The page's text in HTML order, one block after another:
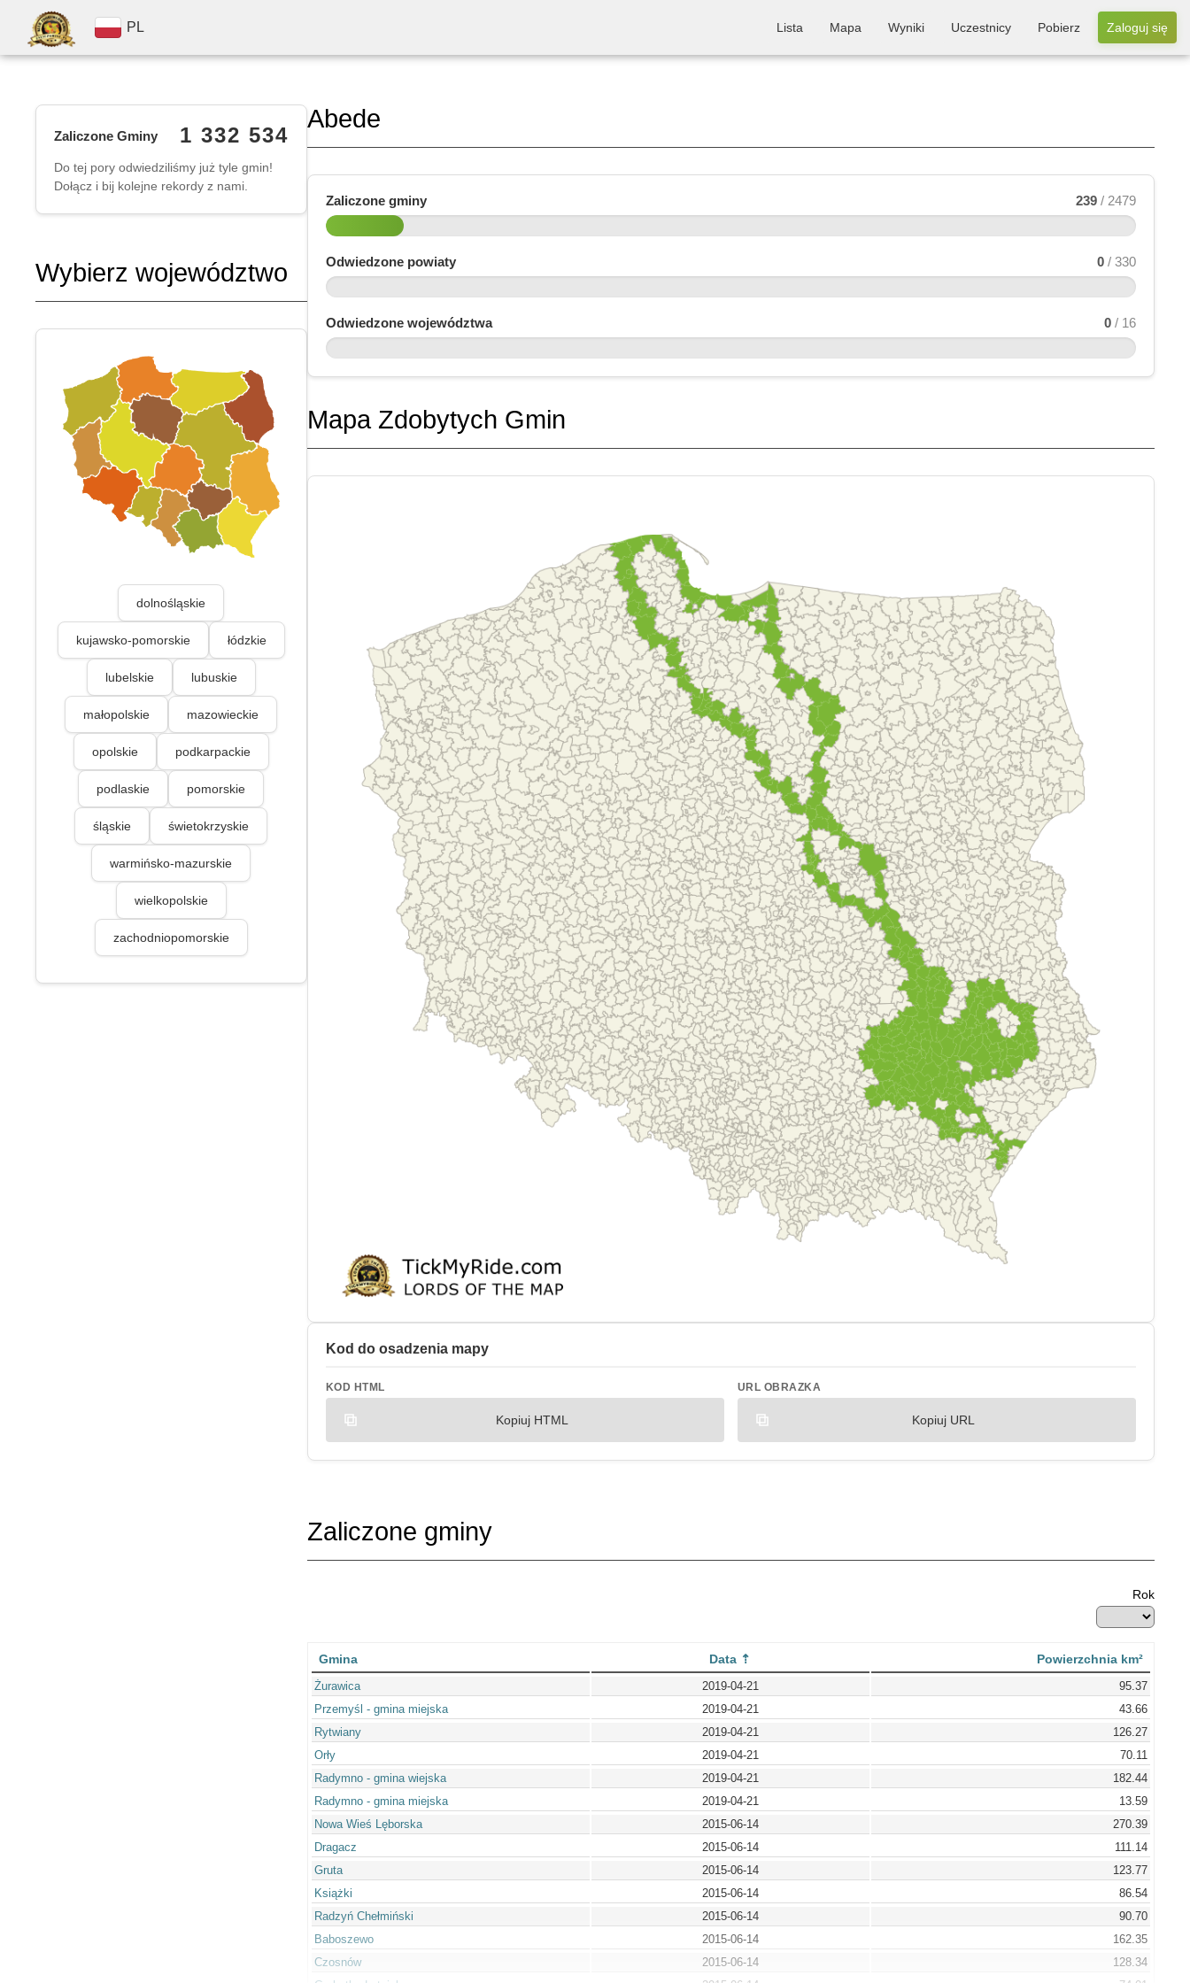
PL Lista Mapa Wyniki Uczestnicy Pobierz Zaloguj się
Zaliczone Gminy 1 332 534
Do tej pory odwiedziliśmy już tyle gmin!
Dołącz i bij kolejne rekordy z nami.
Wybierz województwo
dolnośląskie
kujawsko-pomorskie łódzkie
lubelskie lubuskie
małopolskie mazowieckie
opolskie podkarpackie
podlaskie pomorskie
śląskie świetokrzyskie
warmińsko-mazurskie
wielkopolskie
zachodniopomorskie
Abede
Zaliczone gminy 239 / 2479
Odwiedzone powiaty 0 / 330
Odwiedzone województwa 0 / 16
Mapa Zdobytych Gmin
Kod do osadzenia mapy
KOD HTML
Kopiuj HTML
URL OBRAZKA
Kopiuj URL
Zaliczone gminy
Rok
Gmina Data Powierzchnia km²
Żurawica 2019-04-21
95.37
Przemyśl - gmina miejska
2019-04-21
43.66
Rytwiany
2019-04-21
126.27
Orły
2019-04-21
70.11
Radymno - gmina wiejska
2019-04-21
182.44
Radymno - gmina miejska
2019-04-21
13.59
Nowa Wieś Lęborska
2015-06-14
270.39
Dragacz
2015-06-14
111.14
Gruta
2015-06-14
123.77
Książki
2015-06-14
86.54
Radzyń Chełmiński
2015-06-14
90.70
Baboszewo
2015-06-14
162.35
Czosnów
2015-06-14
128.34